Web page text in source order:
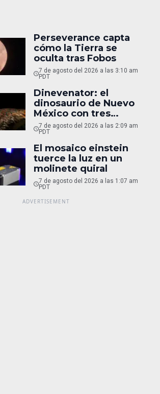
Perseverance capta
cómo la Tierra se
oculta tras Fobos
7 de agosto del 2026 a las 3:10 am
PDT
Dinevenator: el
dinosaurio de Nuevo
México con tres
nombres
7 de agosto del 2026 a las 2:09 am
PDT
El mosaico einstein
tuerce la luz en un
molinete quiral
7 de agosto del 2026 a las 1:07 am
PDT